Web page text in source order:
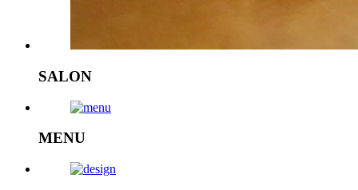
SALON
MENU